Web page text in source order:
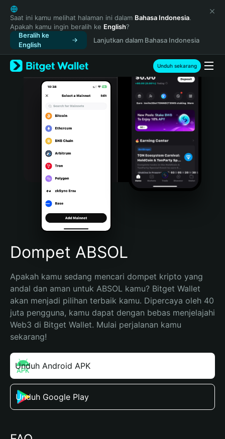
English
日本語
Tiếng Việt
Русский
Español (Latinoamérica)
Türkçe
Italiano
Português (Portugal)
Bahasa Indonesia
Português (Brasil)
Español (Argentina)
Saat ini kamu melihat halaman ini dalam Bahasa Indonesia.
Apakah kamu ingin beralih ke English?
Beralih ke
English
Lanjutkan dalam Bahasa Indonesia
Unduh sekarang
Dompet ABSOL
Apakah kamu sedang mencari dompet kripto yang
andal dan aman untuk ABSOL kamu? Bitget Wallet
akan menjadi pilihan terbaik kamu. Dipercaya oleh 40
juta pengguna, kamu dapat dengan bebas menjelajahi
Web3 di Bitget Wallet. Mulai perjalanan kamu
sekarang!
Unduh Android APK
Unduh Google Play